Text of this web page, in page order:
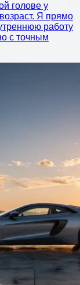
голове у
Я прямо
работу
с точным